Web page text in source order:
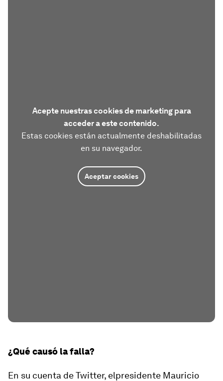
Acepte nuestras cookies de marketing para
acceder a este contenido.
Estas cookies están actualmente deshabilitadas
en su navegador.
Aceptar cookies
¿Qué causó la falla?
En su cuenta de Twitter, elpresidente Mauricio